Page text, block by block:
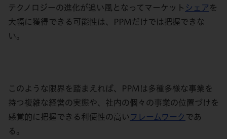
テクノロジーの進化が追い風となって マーケット シェア を
大幅に獲得でき る可能性は PPM だけでは把握できな
い。
このような限界を踏まえ れば、PPMは多種多様な事業を
持つ複雑な経営の実態や、社内の個々の事業の位置づけを
感覚的に把握できる利便性の高い フレームワーク であ
る。